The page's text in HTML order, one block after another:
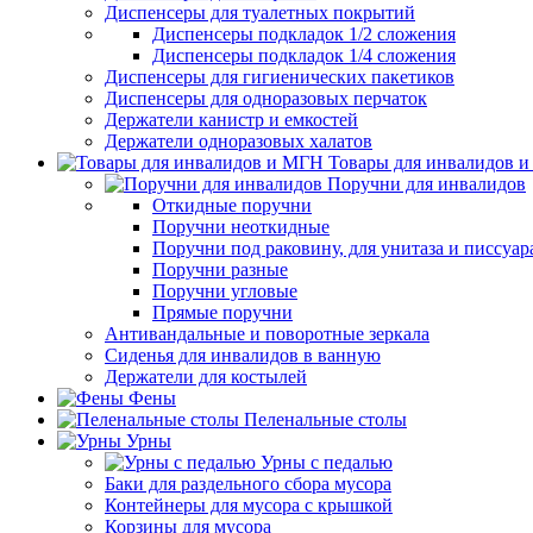
Диспенсеры для туалетных покрытий
Диспенсеры подкладок 1/2 сложения
Диспенсеры подкладок 1/4 сложения
Диспенсеры для гигиенических пакетиков
Диспенсеры для одноразовых перчаток
Держатели канистр и емкостей
Держатели одноразовых халатов
Товары для инвалидов
Поручни для инвалидов
Откидные поручни
Поручни неоткидные
Поручни под раковину, для унитаза и
Поручни разные
Поручни угловые
Прямые поручни
Антивандальные и поворотные зеркала
Сиденья для инвалидов в ванную
Держатели для костылей
Фены
Пеленальные столы
Урны
Урны с педалью
Баки для раздельного сбора мусора
Контейнеры для мусора с крышкой
Корзины для мусора